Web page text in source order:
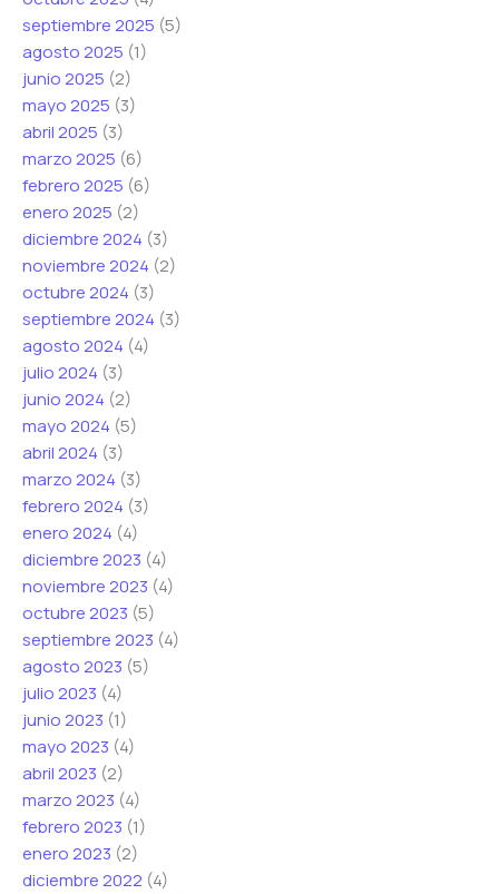
septiembre 2025 (5)
agosto 2025 (1)
junio 2025 (2)
mayo 2025 (3)
abril 2025 (3)
marzo 2025 (6)
febrero 2025 (6)
enero 2025 (2)
diciembre 2024 (3)
noviembre 2024 (2)
octubre 2024 (3)
septiembre 2024 (3)
agosto 2024 (4)
julio 2024 (3)
junio 2024 (2)
mayo 2024 (5)
abril 2024 (3)
marzo 2024 (3)
febrero 2024 (3)
enero 2024 (4)
diciembre 2023 (4)
noviembre 2023 (4)
octubre 2023 (5)
septiembre 2023 (4)
agosto 2023 (5)
julio 2023 (4)
junio 2023 (1)
mayo 2023 (4)
abril 2023 (2)
marzo 2023 (4)
febrero 2023 (1)
enero 2023 (2)
diciembre 2022 (4)